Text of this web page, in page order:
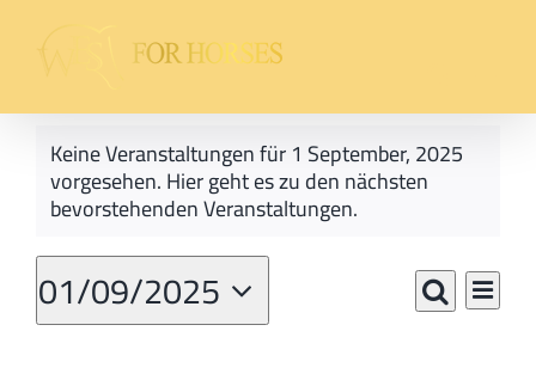
Inhalt
springen
Veranstaltungen
für
1
September,
2025
Hinweis
Keine Veranstaltungen für 1 September, 2025
vorgesehen. Hier geht es zu dennächsten
bevorstehenden Veranstaltungen.
Suche
Tag
01/09/2025
Datum